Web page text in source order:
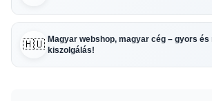
🇭🇺 Magyar webshop, magyar cég – gyors és
kiszolgálás!